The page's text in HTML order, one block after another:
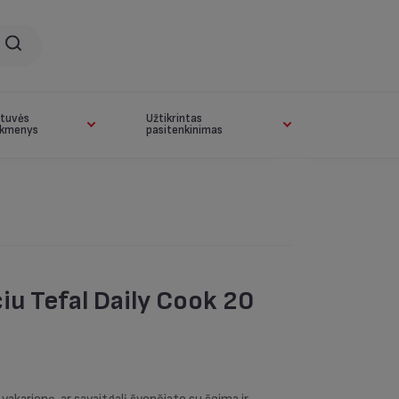
Užtikrintas
pasitenkinimas
Tefal Daily Cook 20